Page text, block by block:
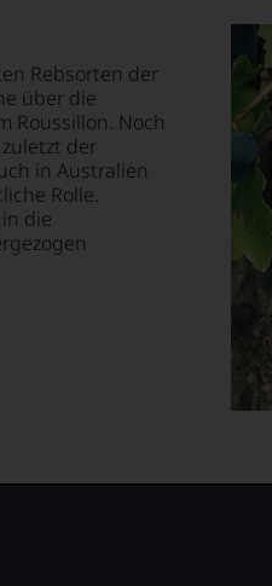
Rebsorten der
über die
Roussillon. Noch
der
in Australien
Rolle.
die